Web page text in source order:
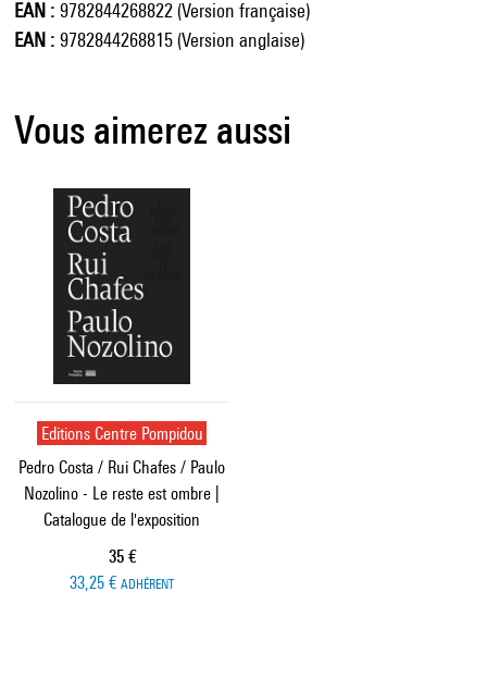
EAN
9782844268822 (Version française)
EAN
9782844268815 (Version anglaise)
Vous aimerez aussi
Editions Centre Pompidou
Pedro Costa / Rui Chafes / Paulo
Nozolino - Le reste est ombre |
Catalogue de l'exposition
Prix ​​actuel
35 €
33,25 € ADHÉRENT